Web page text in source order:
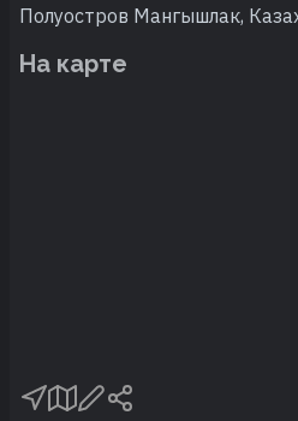
Полуостров Мангышлак,
На карте